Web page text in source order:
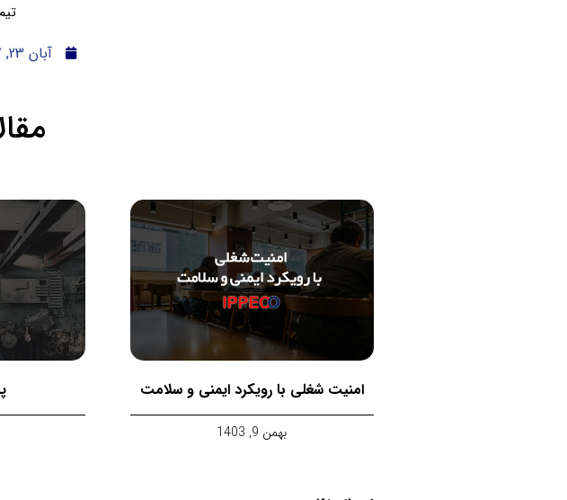
آبان 23, 1397
امنیت شغلی با رویکرد ایمنی و سلامت
بهمن 9, 1403